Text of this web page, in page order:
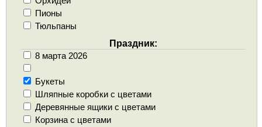
Пионы
Тюльпаны
Праздник:
8 марта 2026
Букеты
Шляпные коробки с цветами
Деревянные ящики с цветами
Корзина с цветами